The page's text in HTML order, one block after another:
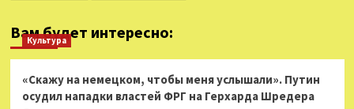
Вам будет интересно:
Культура
«Скажу на немецком, чтобы меня услышали». Путин
осудил нападки властей ФРГ на Герхарда Шредера